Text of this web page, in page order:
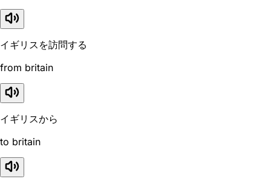
イギリスを訪問する
from britain
イギリスから
to britain